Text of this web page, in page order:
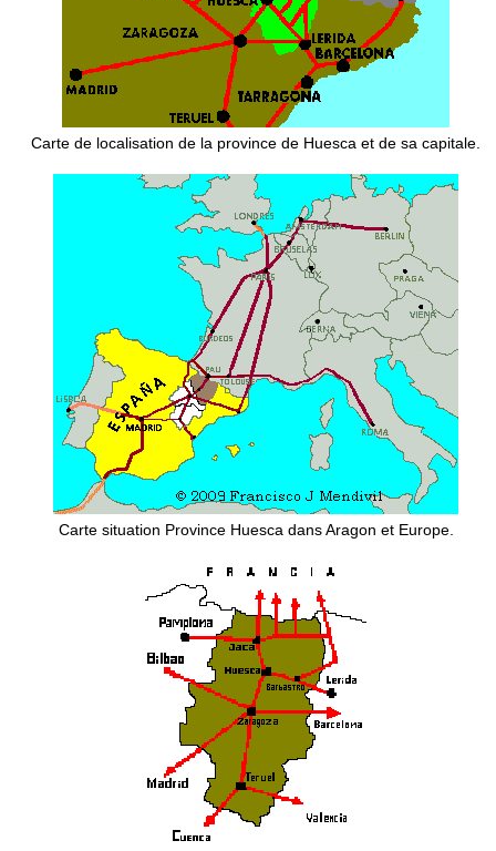
Carte de localisation de la province de Huesca et de sa capitale.
Carte situation Province Huesca dans Aragon et Europe.